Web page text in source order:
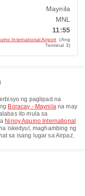
Maynila
MNL
11:55
International Airport (Ang
Terminal 3)
ng paglipad na
Boracay - Maynilana may
ito mula sa
Ninoy Aquino International
iskedyul, maghambing ng
sa isang lugar sa Airpaz.